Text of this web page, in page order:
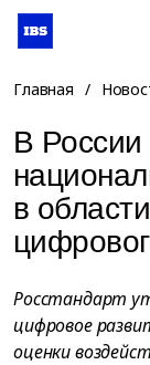
Главная /
В России
в
Росстандарт
цифровое
оценки